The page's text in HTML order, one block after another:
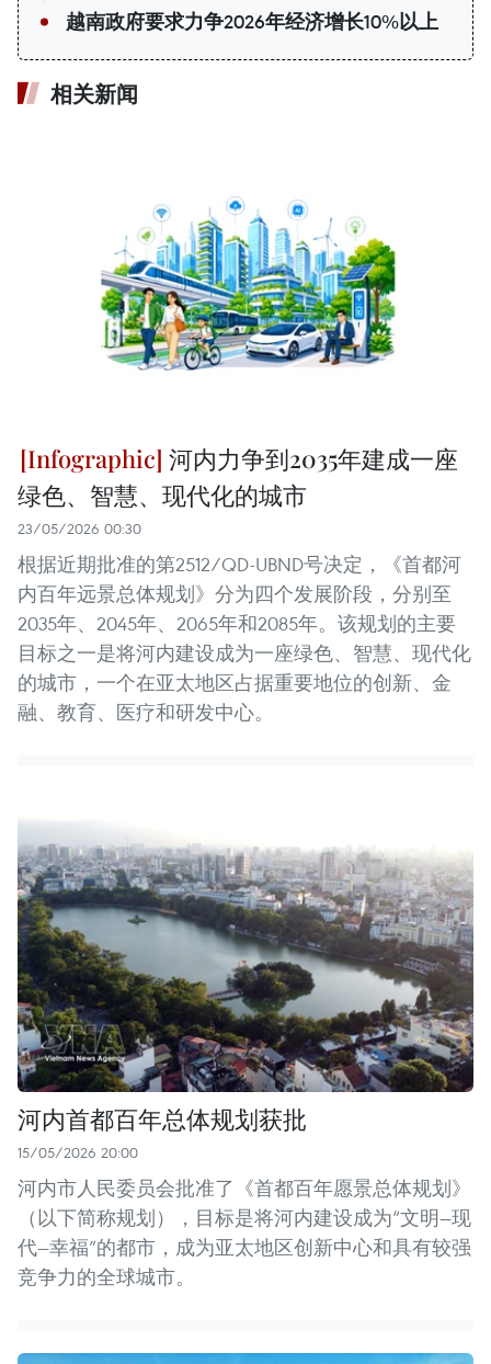
越南政府要求力争2026年经济增长10%以上
相关新闻
河内力争到2035年建成一座
绿色、智慧、现代化的城市
23/05/2026 00:30
根据近期批准的第2512/QD-UBND号决定，《首都河
内百年远景总体规划》分为四个发展阶段，分别至
2035年、2045年、2065年和2085年。该规划的主要
目标之一是将河内建设成为一座绿色、智慧、现代化
的城市，一个在亚太地区占据重要地位的创新、金
融、教育、医疗和研发中心。
河内首都百年总体规划获批
15/05/2026 20:00
河内市人民委员会批准了《首都百年愿景总体规划》
（以下简称规划），目标是将河内建设成为“文明—现
代—幸福”的都市，成为亚太地区创新中心和具有较强
竞争力的全球城市。